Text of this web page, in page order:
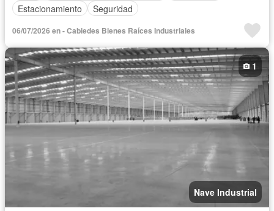
Estacionamiento
Seguridad
06/07/2026 en - Cabiedes Bienes Raíces Industriales
Nave Industrial
1